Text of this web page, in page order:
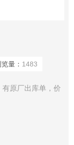
量： 1483
原厂出库单，价